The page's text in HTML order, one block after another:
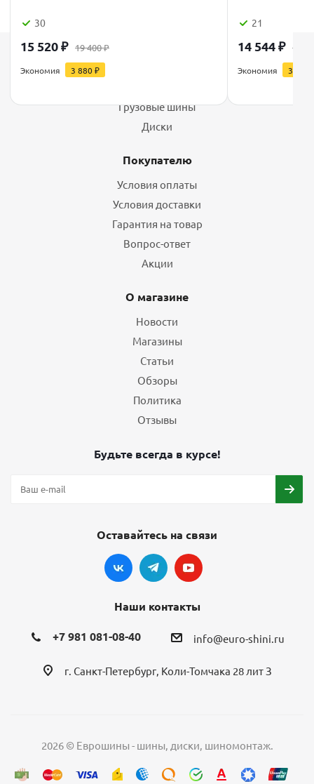
30
15 520₽ 19 400₽
Экономия 3 880₽
21
14 544₽ 18
Экономия 3 636
Грузовые шины
Диски
Покупателю
Условия оплаты
Условия доставки
Гарантия на товар
Вопрос-ответ
Акции
О магазине
Новости
Магазины
Статьи
Обзоры
Политика
Отзывы
Будьте всегда в курсе!
Оставайтесь на связи
Наши контакты
+7 981 081-08-40 info@euro-shini.ru
г. Санкт-Петербург, Коли-Томчака 28 лит З
2026 © Еврошины - шины, диски, шиномонтаж.